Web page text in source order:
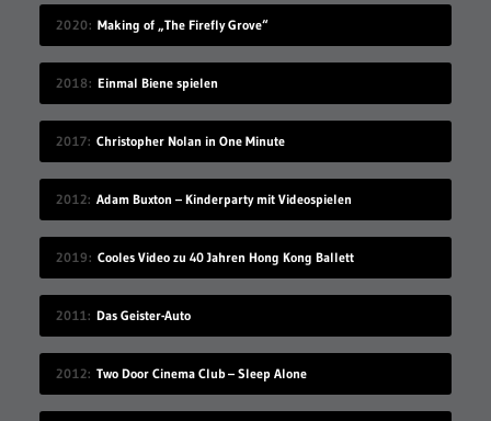
2020 Making of „The Firefly Grove“
2018 Einmal Biene spielen
2017 Christopher Nolan in One Minute
2012 Adam Buxton – Kinderparty mit Videospielen
2019 Cooles Video zu 40 Jahren Hong Kong Ballett
2011 Das Geister-Auto
2012 Two Door Cinema Club – Sleep Alone